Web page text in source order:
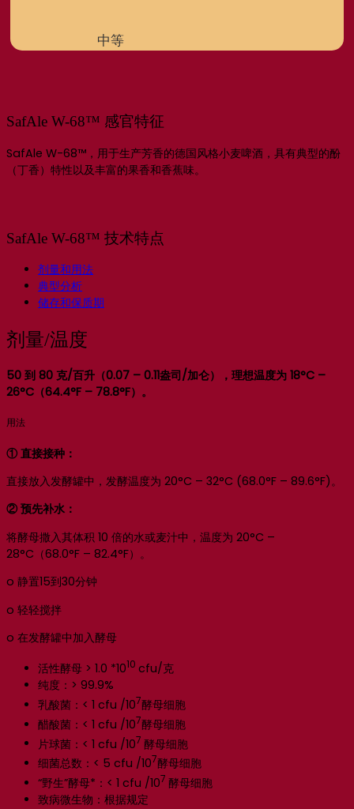
中等
SafAle W-68™ 感官特征
SafAle W-68™，用于生产芳香的德国风格小麦啤酒，具有典型的酚
（丁香）特性以及丰富的果香和香蕉味。
SafAle W-68™ 技术特点
剂量和用法
典型分析
储存和保质期
剂量/温度
50 到 80 克/百升（0.07 – 0.11盎司/加仑），理想温度为 18°C –
26°C（64.4°F – 78.8°F）。
用法
① 直接接种：
直接放入发酵罐中，发酵温度为 20°C – 32°C (68.0°F – 89.6°F)。
② 预先补水：
将酵母撒入其体积 10 倍的水或麦汁中，温度为 20°C –
28°C（68.0°F – 82.4°F）。
o 静置15到30分钟
o 轻轻搅拌
o 在发酵罐中加入酵母
活性酵母 > 1.0 *1010 cfu/克
纯度：> 99.9%
乳酸菌：< 1 cfu /107酵母细胞
醋酸菌：< 1 cfu /107酵母细胞
片球菌：< 1 cfu /107 酵母细胞
细菌总数：< 5 cfu /107酵母细胞
“野生”酵母*：< 1 cfu /107 酵母细胞
致病微生物：根据规定